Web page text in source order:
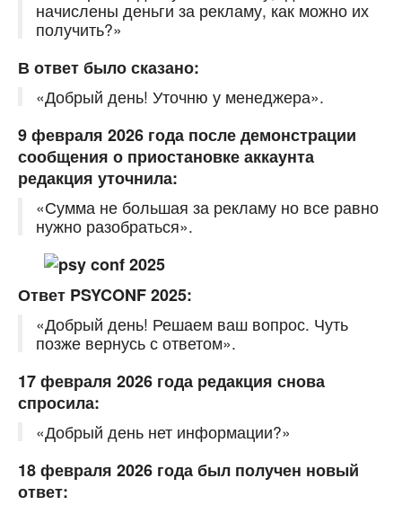
начислены деньги за рекламу, как можно их
получить?»
В ответ было сказано:
«Добрый день! Уточню у менеджера».
9 февраля 2026 года после демонстрации
сообщения о приостановке аккаунта
редакция уточнила:
«Сумма не большая за рекламу но все равно
нужно разобраться».
Ответ PSYCONF 2025:
«Добрый день! Решаем ваш вопрос. Чуть
позже вернусь с ответом».
17 февраля 2026 года редакция снова
спросила:
«Добрый день нет информации?»
18 февраля 2026 года был получен новый
ответ: